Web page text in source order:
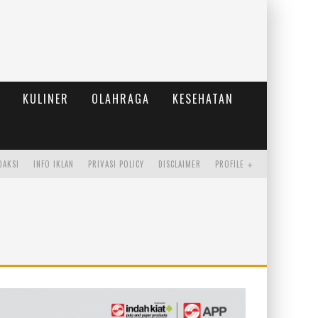
KULINER OLAHRAGA
KESEHATAN
PROFILE
DISCLAIMER
PRIVASI POLICY
INFO IKLAN